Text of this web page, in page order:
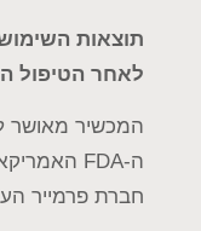
תוצאות
לאחר הטיפול
המכשיר מאושר
חברת פרמייר